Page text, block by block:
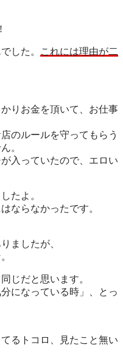
した。
これには理由が二
りお金を頂いて、お仕事
のルールを守ってもらう
。
入っていたので、エロい
たよ。
ならなかったです。
ましたが、
じだと思います。
になっている時」、とっ
るトコロ、見たこと無い